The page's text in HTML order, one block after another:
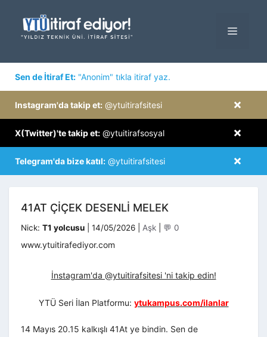
MENÜ
Sen de İtiraf Et: "Anonim" tıkla itiraf yaz.
×
Instagram'da takip et: @ytuitirafsitesi
×
X(Twitter)'te takip et: @ytuitirafsosyal
×
Telegram'da bize katıl: @ytuitirafsitesi
41AT ÇIÇEK DESENLI MELEK
Nick: T1 yolcusu 14/05/2026 Kategoriler
Aşk 💬 0
www.ytuitirafediyor.com
İnstagram'da @ytuitirafsitesi 'ni takip edin!
YTÜ Seri İlan Platformu: ytukampus.com/ilanlar
14 Mayıs 20.15 kalkışlı 41At ye bindin. Sen de